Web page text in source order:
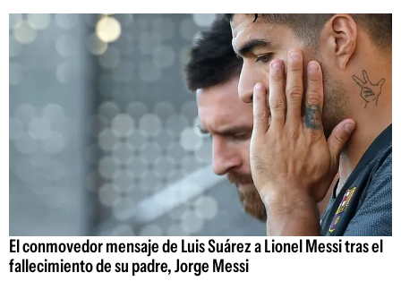
El conmovedor mensaje de Luis Suárez a Lionel Messi tras el
fallecimiento de su padre, Jorge Messi